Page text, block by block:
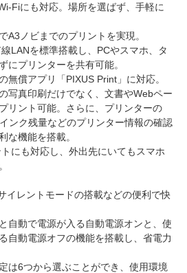
Fiにも対応。場所を選ばず、手軽に
A3ノビまでのプリントを実現。
LANを標準搭載し、PCやスマホ、タ
にプリンターを共有可能。
無償アプリ「PIXUS Print」に対応。
写真印刷だけでなく、文書やWebペー
リント可能。さらに、プリンターの
ンク残量などのプリンター情報の確認
な機能を搭載。
にも対応し、外出先にいてもスマホ
イレントモードの搭載などの便利で快
自動で電源が入る自動電源オンと、使
自動電源オフの機能を搭載し、省電力
は6つから選ぶことができ、使用環境